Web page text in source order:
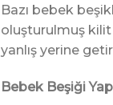
Bazı bebek
oluşturulmuş kilit
yanlış yerine
Bebek Beşiği